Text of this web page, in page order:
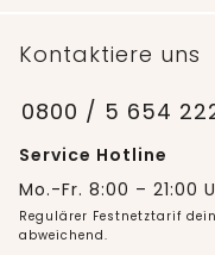
Kontaktiere uns
0800 / 5 654
Service Hotline
Mo.-Fr. 8:00 – 21:00
Regulärer Festnetztarif
abweichend.